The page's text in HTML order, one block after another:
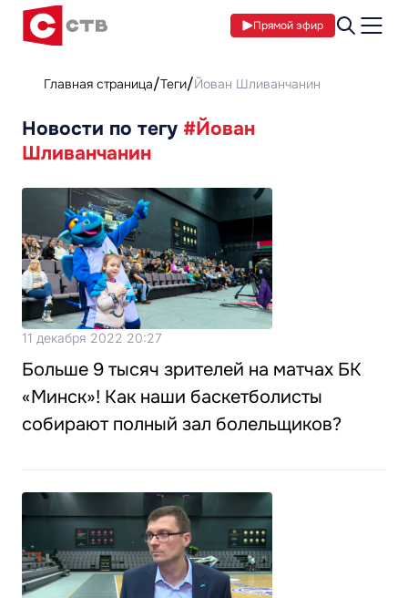
Прямой эфир
Главная страница Теги Йован Шливанчанин
Новости по тегу #Йован
Шливанчанин
11 декабря 2022 20:27
Больше 9 тысяч зрителей на матчах БК
«Минск»! Как наши баскетболисты
собирают полный зал болельщиков?